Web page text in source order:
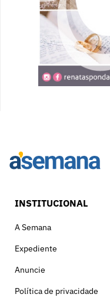
INSTITUCIONAL
A Semana
Expediente
Anuncie
Política de privacidade